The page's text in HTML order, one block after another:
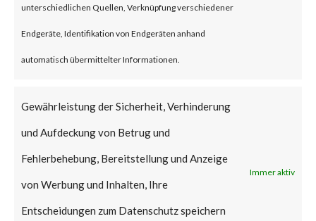
unterschiedlichen Quellen, Verknüpfung verschiedener
Endgeräte, Identifikation von Endgeräten anhand
automatisch übermittelter Informationen.
Gewährleistung der Sicherheit, Verhinderung
und Aufdeckung von Betrug und
Fehlerbehebung, Bereitstellung und Anzeige
von Werbung und Inhalten, Ihre
Entscheidungen zum Datenschutz speichern
Immer aktiv
Why is this Significant?
2023-33246 is reportedly being
exploited in the wild.
Additionally, proof-of-concept
(PoC) code is publicly available.
As such, attacks that leverage